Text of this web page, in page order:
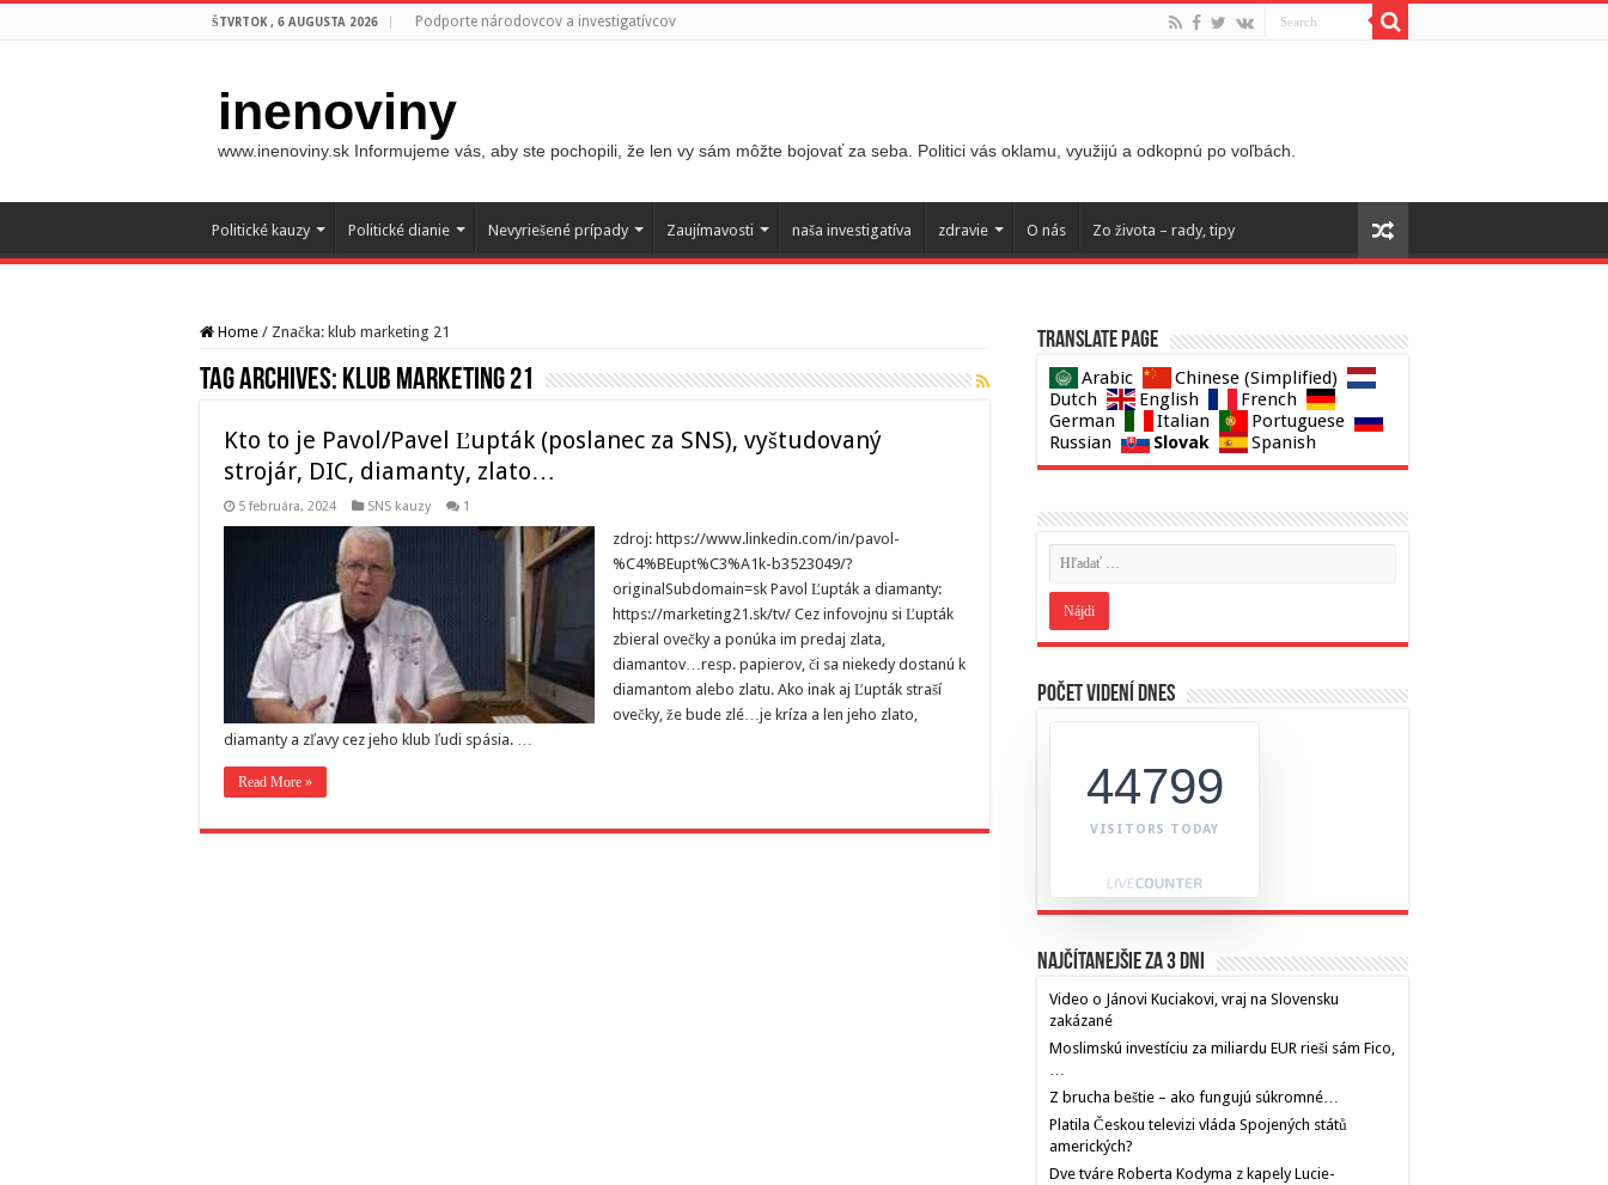
ŠTVRTOK , 6 AUGUSTA 2026 Podporte národovcov a investigatívcov
inenoviny
www.inenoviny.sk Informujeme vás, aby ste pochopili, že len vy sám môžte bojovať za seba. Politici vás oklamu, využijú a odkopnú po voľbách.
Politické kauzy Politické dianie Nevyriešené prípady Zaujímavosti naša investigatíva zdravie O nás Zo života – rady, tipy
Home / Značka: klub marketing 21
Tag Archives: klub marketing 21
Kto to je Pavol/Pavel Ľupták (poslanec za SNS), vyštudovaný
strojár, DIC, diamanty, zlato…
5 februára, 2024 SNS kauzy 1
zdroj: https://www.linkedin.com/in/pavol-
%C4%BEupt%C3%A1k-b3523049/?
originalSubdomain=sk Pavol Ľupták a diamanty:
https://marketing21.sk/tv/ Cez infovojnu si Ľupták
zbieral ovečky a ponúka im predaj zlata,
diamantov…resp. papierov, či sa niekedy dostanú k
diamantom alebo zlatu. Ako inak aj Ľupták straší
ovečky, že bude zlé…je kríza a len jeho zlato,
diamanty a zľavy cez jeho klub ľudi spásia. …
Read More »
Translate page
Arabic
Chinese (Simplified)
Dutch
English
French
German
Italian
Portuguese
Russian
Slovak Spanish
Počet videní dnes
44799
VISITORS TODAY
Najčítanejšie za 3 dni
Video o Jánovi Kuciakovi, vraj na Slovensku
zakázané
Moslimskú investíciu za miliardu EUR rieši sám Fico,
…
Z brucha beštie – ako fungujú súkromné…
Platila Českou televizi vláda Spojených států
amerických?
Dve tváre Roberta Kodyma z kapely Lucie-